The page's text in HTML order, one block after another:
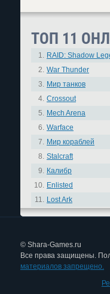
ТОП 11
1. RAID: Shadow
2. War Thunder
3. Мир танков
4. Crossout
5. Mech Arena
6. Warface
7. Мир кораблей
8. Stalcraft
9. Калибр
10. Enlisted
11. Lost Ark
© Shara-Games.ru
Все права защищены.
материалов запрещено.